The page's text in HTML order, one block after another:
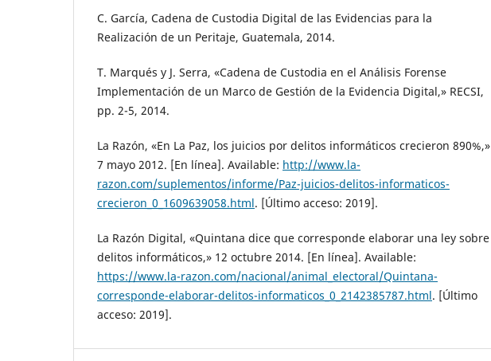
C. García, Cadena de Custodia Digital de las Evidencias para la
Realización de un Peritaje, Guatemala, 2014.
T. Marqués y J. Serra, «Cadena de Custodia en el Análisis Forense
Implementación de un Marco de Gestión de la Evidencia Digital,» RECSI,
pp. 2-5, 2014.
La Razón, «En La Paz, los juicios por delitos informáticos crecieron 890%,»
7 mayo 2012. [En línea]. Available: http://www.la-
razon.com/suplementos/informe/Paz-juicios-delitos-informaticos-
crecieron_0_1609639058.html. [Último acceso: 2019].
La Razón Digital, «Quintana dice que corresponde elaborar una ley sobre
delitos informáticos,» 12 octubre 2014. [En línea]. Available:
https://www.la-razon.com/nacional/animal_electoral/Quintana-
corresponde-elaborar-delitos-informaticos_0_2142385787.html. [Último
acceso: 2019].